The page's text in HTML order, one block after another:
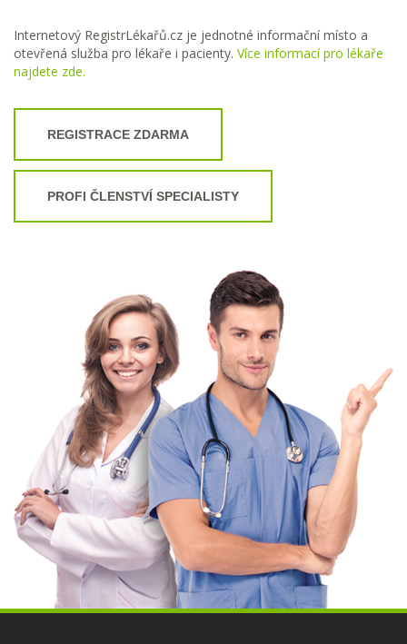
Internetový RegistrLékařů.cz je jednotné informační místo a
otevřená služba pro lékaře i pacienty. Více informací pro lékaře
najdete zde.
REGISTRACE ZDARMA
PROFI ČLENSTVÍ SPECIALISTY